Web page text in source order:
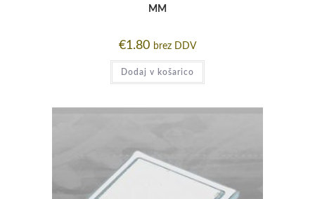
MM
€1.80 brez DDV
Dodaj v košarico